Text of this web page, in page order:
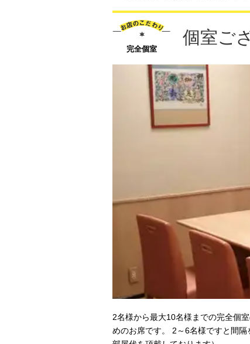
完全個室
個室ご
2名様から最大10名様までの完全個
めのお席です。 2～6名様ですと間